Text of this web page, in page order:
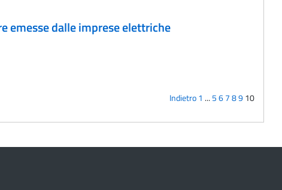
emesse dalle imprese elettriche
Indietro1 ... 5678910